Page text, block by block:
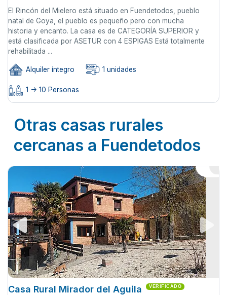
El Rincón del Mielero está situado en Fuendetodos, pueblo
natal de Goya, el pueblo es pequeño pero con mucha
historia y encanto. La casa es de CATEGORÍA SUPERIOR y
está clasificada por ASETUR con 4 ESPIGAS Está totalmente
rehabilitada ...
Alquiler íntegro 1 unidades
1 -> 10 Personas
Otras casas rurales
cercanas a Fuendetodos
Casa Rural Mirador del Aguila VERIFICADO